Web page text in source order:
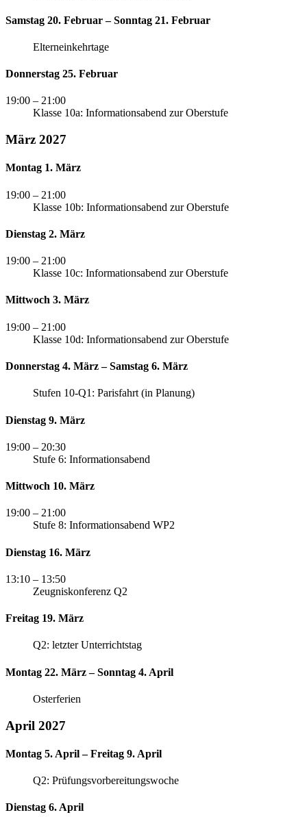
Samstag 20. Februar – Sonntag 21. Februar
Elterneinkehrtage
Donnerstag 25. Februar
19:00 – 21:00
Klasse 10a: Informationsabend zur Oberstufe
März 2027
Montag 1. März
19:00 – 21:00
Klasse 10b: Informationsabend zur Oberstufe
Dienstag 2. März
19:00 – 21:00
Klasse 10c: Informationsabend zur Oberstufe
Mittwoch 3. März
19:00 – 21:00
Klasse 10d: Informationsabend zur Oberstufe
Donnerstag 4. März – Samstag 6. März
Stufen 10-Q1: Parisfahrt (in Planung)
Dienstag 9. März
19:00 – 20:30
Stufe 6: Informationsabend
Mittwoch 10. März
19:00 – 21:00
Stufe 8: Informationsabend WP2
Dienstag 16. März
13:10 – 13:50
Zeugniskonferenz Q2
Freitag 19. März
Q2: letzter Unterrichtstag
Montag 22. März – Sonntag 4. April
Osterferien
April 2027
Montag 5. April – Freitag 9. April
Q2: Prüfungsvorbereitungswoche
Dienstag 6. April